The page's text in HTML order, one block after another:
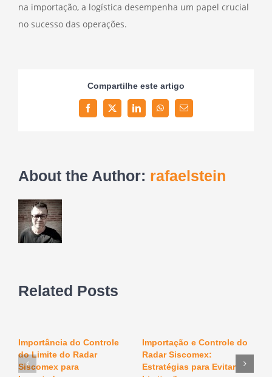
na importação, a logística desempenha um papel crucial
no sucesso das operações.
Compartilhe este artigo
FacebookTwitterLinkedInWhatsAppEmail
About the Author: rafaelstein
Related Posts
Importância do Controle
do Limite do Radar
Siscomex para
Importação e Controle do
Radar Siscomex:
Estratégias para Evitar